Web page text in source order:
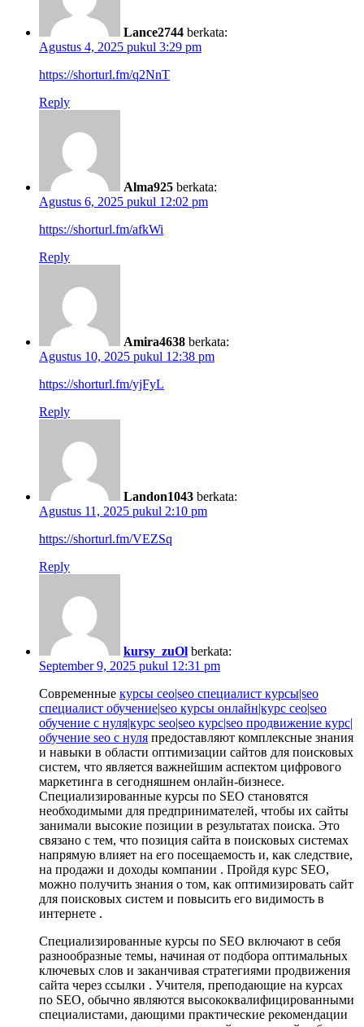
Lance2744 berkata:
Agustus 4, 2025 pukul 3:29 pm
https://shorturl.fm/q2NnT
Reply
Alma925 berkata:
Agustus 6, 2025 pukul 12:02 pm
https://shorturl.fm/afkWi
Reply
Amira4638 berkata:
Agustus 10, 2025 pukul 12:38 pm
https://shorturl.fm/yjFyL
Reply
Landon1043 berkata:
Agustus 11, 2025 pukul 2:10 pm
https://shorturl.fm/VEZSq
Reply
kursy_zuOl berkata:
September 9, 2025 pukul 12:31 pm
Современные курсы сео|seo специалист курсы|seo
специалист обучение|seo курсы онлайн|курс сео|seo
обучение с нуля|курс seo|seo курс|seo продвижение курс|
обучение seo с нуля предоставляют комплексные знания
и навыки в области оптимизации сайтов для поисковых
систем, что является важнейшим аспектом цифрового
маркетинга в сегодняшнем онлайн-бизнесе.
Специализированные курсы по SEO становятся
необходимыми для предпринимателей, чтобы их сайты
занимали высокие позиции в результатах поиска. Это
связано с тем, что позиция сайта в поисковых системах
напрямую влияет на его посещаемость и, как следствие,
на продажи и доходы компании . Пройдя курс SEO,
можно получить знания о том, как оптимизировать сайт
для поисковых систем и повысить его видимость в
интернете .
Специализированные курсы по SEO включают в себя
разнообразные темы, начиная от подбора оптимальных
ключевых слов и заканчивая стратегиями продвижения
сайта через ссылки . Учителя, преподающие на курсах
по SEO, обычно являются высококвалифицированными
специалистами, дающими практические рекомендации